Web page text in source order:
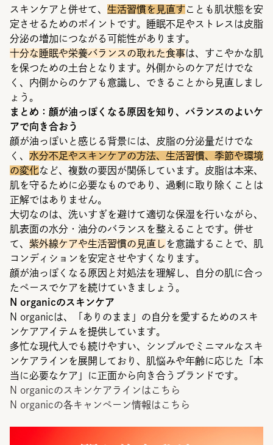
スキンケアと併せて、 生活習慣を見直す ことも肌状態を安
定させるためのポイントです。睡眠不足やストレスは皮脂
分泌の増加につながる可能性があります。
十分な睡眠や栄養バランスの取れた食事は、すこやかな肌
を保つための土台となります。外側からのケアだけでな
く、内側からのケアも意識し、できることから見直しまし
ょう。
まとめ：顔が油っぽくなる原因を知り、バランスのよいケ
アで向き合おう
顔が油っぽいと感じる背景には、皮脂の分泌量だけでな
く、 水分不足やスキンケアの方法、生活習慣、季節や環境
の変化など、複数の要因が関係しています。皮脂は本来、
肌を守るために必要なものであり、過剰に取り除くことは
正解ではありません。
大切なのは、洗いすぎを避けて適切な保湿を行いながら、
肌表面の水分・油分のバランスを整えることです。併せ
て、 紫外線ケアや生活習慣の見直し を意識することで、肌
コンディションを安定させやすくなります。
顔が油っぽくなる原因と対処法を理解し、自分の肌に合っ
たペースでケアを続けていきましょう。
N organicのスキンケア
N organicは、「ありのまま」の自分を愛するためのスキ
ンケアアイテムを提供しています。
多忙な現代人でも続けやすい、シンプルでミニマルなスキ
ンケアラインを展開しており、肌悩みや年齢に応じた「本
当に必要なケア」に正面から向き合うブランドです。
N organicのスキンケアラインはこちら
N organicの各キャンペーン情報はこちら